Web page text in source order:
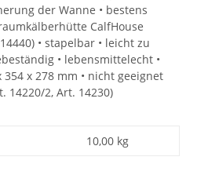
der Wanne • bestens
CalfHouse
• stapelbar • leicht zu
• lebensmittelecht •
354 x 278 mm • nicht geeignet
14220/2, Art. 14230)
10,00 kg